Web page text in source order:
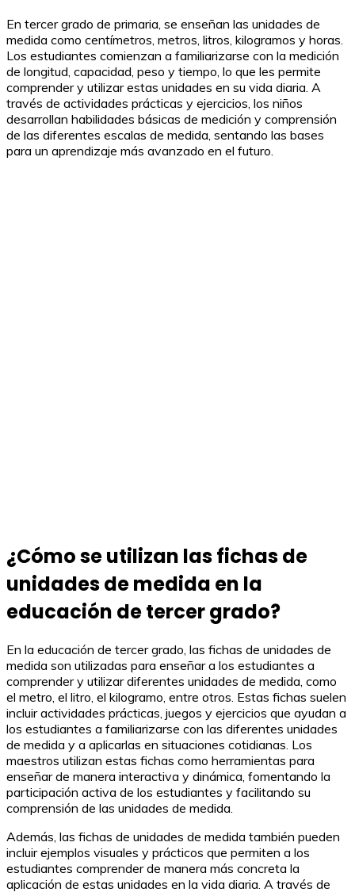
En tercer grado de primaria, se enseñan las unidades de
medida como centímetros, metros, litros, kilogramos y horas.
Los estudiantes comienzan a familiarizarse con la medición
de longitud, capacidad, peso y tiempo, lo que les permite
comprender y utilizar estas unidades en su vida diaria. A
través de actividades prácticas y ejercicios, los niños
desarrollan habilidades básicas de medición y comprensión
de las diferentes escalas de medida, sentando las bases
para un aprendizaje más avanzado en el futuro.
¿Cómo se utilizan las fichas de
unidades de medida en la
educación de tercer grado?
En la educación de tercer grado, las fichas de unidades de
medida son utilizadas para enseñar a los estudiantes a
comprender y utilizar diferentes unidades de medida, como
el metro, el litro, el kilogramo, entre otros. Estas fichas suelen
incluir actividades prácticas, juegos y ejercicios que ayudan a
los estudiantes a familiarizarse con las diferentes unidades
de medida y a aplicarlas en situaciones cotidianas. Los
maestros utilizan estas fichas como herramientas para
enseñar de manera interactiva y dinámica, fomentando la
participación activa de los estudiantes y facilitando su
comprensión de las unidades de medida.
Además, las fichas de unidades de medida también pueden
incluir ejemplos visuales y prácticos que permiten a los
estudiantes comprender de manera más concreta la
aplicación de estas unidades en la vida diaria. A través de